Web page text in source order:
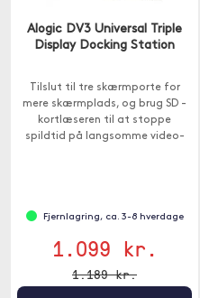
Alogic DV3 Universal Triple
Display Docking Station
Tilslut til tre skærmporte for
mere skærmplads, og brug SD -
kortlæseren til at stoppe
spildtid på langsomme video-
Fjernlagring, ca. 3-8 hverdage
1.099 kr.
1.189 kr.